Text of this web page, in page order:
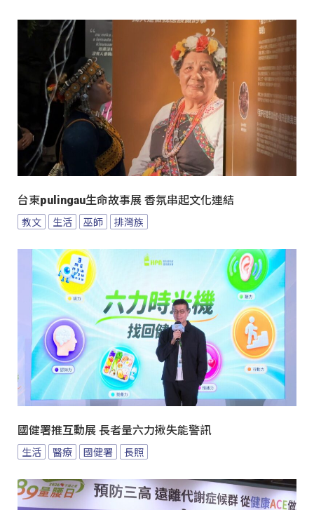
台東pulingau生命故事展 香氛串起文化連結
教文 生活 巫師 排灣族
國健署推互動展 長者量六力揪失能警訊
生活 醫療 國健署 長照